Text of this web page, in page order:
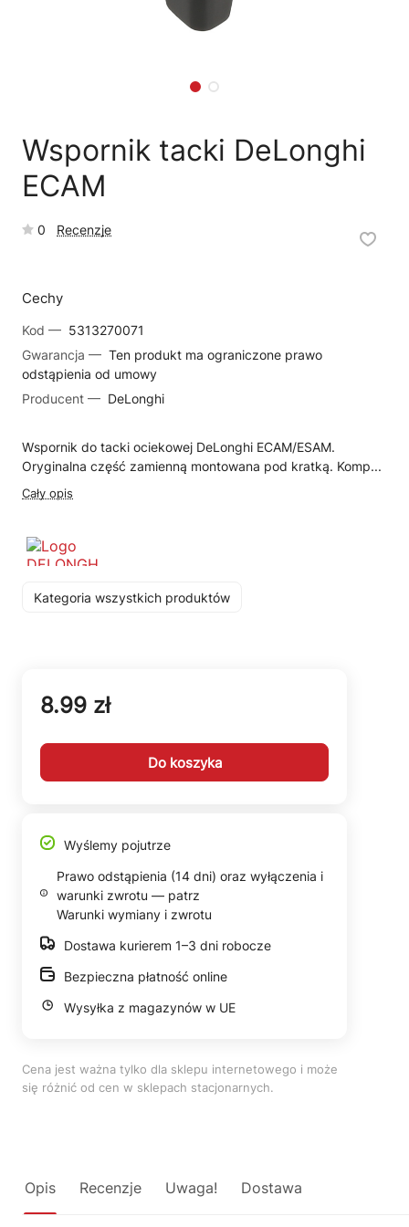
Wspornik tacki DeLonghi
ECAM
0 Recenzje
Cechy
Kod — 5313270071
Gwarancja — Ten produkt ma ograniczone prawo
odstąpienia od umowy
Producent — DeLonghi
Wspornik do tacki ociekowej DeLonghi ECAM/ESAM.
Oryginalna część zamienną montowana pod kratką. Komp...
Cały opis
Kategoria wszystkich produktów
8.99 zł
Do koszyka
Wyślemy pojutrze
Prawo odstąpienia (14 dni) oraz wyłączenia i
warunki zwrotu — patrz
Warunki wymiany i zwrotu
Dostawa kurierem 1–3 dni robocze
Bezpieczna płatność online
Wysyłka z magazynów w UE
Cena jest ważna tylko dla sklepu internetowego i może
się różnić od cen w sklepach stacjonarnych.
Opis Recenzje Uwaga! Dostawa
Jak kupić w sklepie?